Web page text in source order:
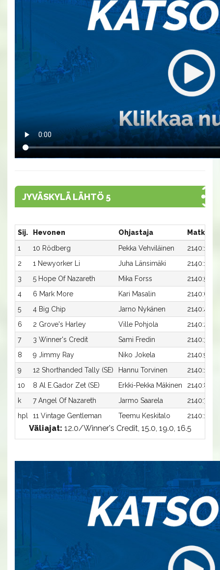
JYVÄSKYLÄ LÄHTÖ 5
Sij. Hevonen Ohjastaja
1
10 Rödberg Pekka Vehviläinen
2140:10
2
1 Newyorker Li Juha Länsimäki
2140:1
3
5 Hope Of Nazareth Mika Forss
2140:5
4
6 Mark More Kari Masalin
2140:6
5
4 Big Chip Jarno Nykänen
2140:4
6
2 Grove's Harley Ville Pohjola
2140:2
7
3 Winner's Credit Sami Fredin
2140:3
8
9 Jimmy Ray Niko Jokela
2140:9
9
12 Shorthanded Tally (SE) Hannu Torvinen
2140:12
10
8 Al E.Gador Zet (SE) Erkki-Pekka Mäkinen
2140:8
k
7 Angel Of Nazareth Jarmo Saarela
2140:7
hpl
11 Vintage Gentleman Teemu Keskitalo 2140:11
Väliajat: 12.0/Winner's Credit, 15.0, 19.0, 16.5